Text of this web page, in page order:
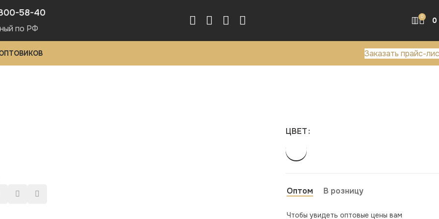
58-40
по РФ
0 0
Заказать прайс-
ЦВЕТ
Оптом В розницу
Чтобы увидеть оптовые цены вам